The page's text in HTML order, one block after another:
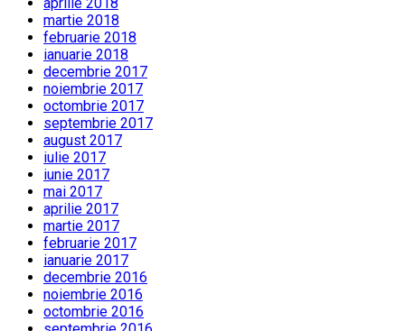
martie 2018
februarie 2018
ianuarie 2018
decembrie 2017
noiembrie 2017
octombrie 2017
septembrie 2017
august 2017
iulie 2017
iunie 2017
mai 2017
aprilie 2017
martie 2017
februarie 2017
ianuarie 2017
decembrie 2016
noiembrie 2016
octombrie 2016